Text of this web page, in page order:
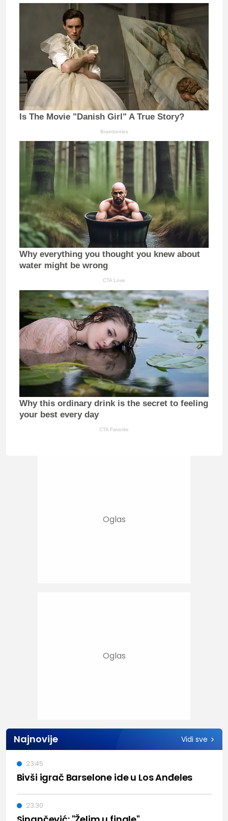
Is The Movie "Danish Girl" A True Story?
Brainberries
Why everything you thought you knew about
water might be wrong
CTA Love
Why this ordinary drink is the secret to feeling
your best every day
CTA Favorite
Najnovije Vidi sve
Bivši igrač Barselone ide u Los Anđeles
23:45
23:30